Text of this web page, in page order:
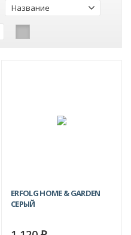
Название
ERFOLG HOME & GARDEN
СЕРЫЙ